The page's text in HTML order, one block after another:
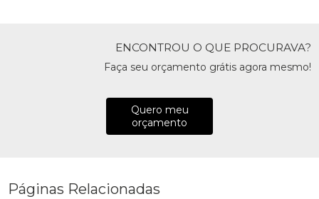
ENCONTROU O QUE PROCURAVA?
Faça seu orçamento grátis agora mesmo!
Quero meu
orçamento
Páginas Relacionadas